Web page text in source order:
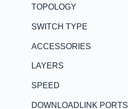
TOPOLOGY
SWITCH TYPE
ACCESSORIES
LAYERS
SPEED
DOWNLOADLINK PORTS